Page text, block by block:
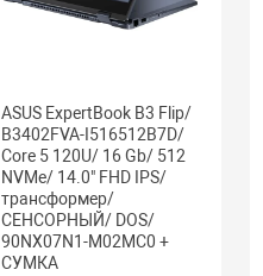
ASUS ExpertBook B3 Flip/
B3402FVA-I516512B7D/
Core 5 120U/ 16 Gb/ 512
NVMe/ 14.0" FHD IPS/
трансформер/
СЕНСОРНЫЙ/ DOS/
90NX07N1-M02MC0 +
СУМКА